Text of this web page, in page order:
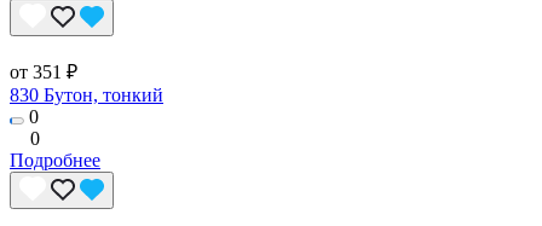
от 351 ₽
830 Бутон, тонкий
0
0
Подробнее